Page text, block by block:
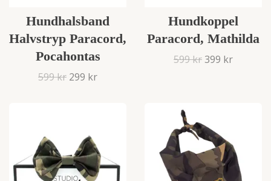
Hundhalsband
Halvstryp Paracord,
Pocahontas
599 kr 299 kr
Hundkoppel
Paracord, Mathilda
599 kr399 kr